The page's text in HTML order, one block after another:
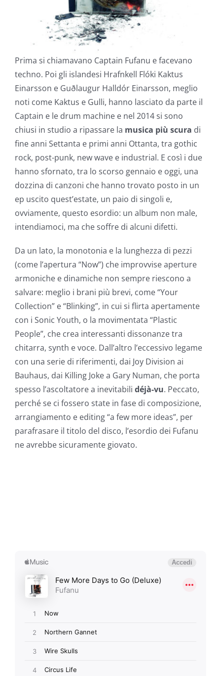
Prima si chiamavano Captain Fufanu e facevano
techno. Poi gli islandesi Hrafnkell Flóki Kaktus
Einarsson e Guðlaugur Halldór Einarsson, meglio
noti come Kaktus e Gulli, hanno lasciato da parte il
Captain e le drum machine e nel 2014 si sono
chiusi in studio a ripassare la musica più scura di
fine anni Settanta e primi anni Ottanta, tra gothic
rock, post-punk, new wave e industrial. E così i due
hanno sfornato, tra lo scorso gennaio e oggi, una
dozzina di canzoni che hanno trovato posto in un
ep uscito quest’estate, un paio di singoli e,
ovviamente, questo esordio: un album non male,
intendiamoci, ma che soffre di alcuni difetti.
Da un lato, la monotonia e la lunghezza di pezzi
(come l’apertura “Now”) che improvvise aperture
armoniche e dinamiche non sempre riescono a
salvare: meglio i brani più brevi, come “Your
Collection” e “Blinking”, in cui si flirta apertamente
con i Sonic Youth, o la movimentata “Plastic
People”, che crea interessanti dissonanze tra
chitarra, synth e voce. Dall’altro l’eccessivo legame
con una serie di riferimenti, dai Joy Division ai
Bauhaus, dai Killing Joke a Gary Numan, che porta
spesso l’ascoltatore a inevitabili déjà-vu. Peccato,
perché se ci fossero state in fase di composizione,
arrangiamento e editing “a few more ideas”, per
parafrasare il titolo del disco, l’esordio dei Fufanu
ne avrebbe sicuramente giovato.